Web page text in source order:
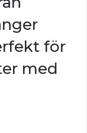
för
med